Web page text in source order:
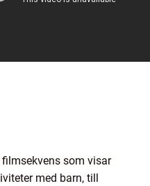
som visar
med barn, till